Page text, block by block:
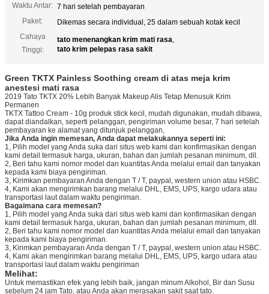
Waktu Antar: 7 hari setelah pembayaran
Paket:
Dikemas secara individual, 25 dalam sebuah kotak kecil
Cahaya
Tinggi:
tato menenangkan krim mati rasa,
tato krim pelepas rasa sakit
Green TKTX Painless Soothing cream di atas meja krim
anestesi mati rasa
2019 Tato TKTX 20% Lebih Banyak Makeup Alis Tetap Menusuk Krim
Permanen
TKTX Tattoo Cream - 10g produk stick kecil, mudah digunakan, mudah dibawa,
dapat diandalkan, seperti pelanggan, pengiriman volume besar, 7 hari setelah
pembayaran ke alamat yang ditunjuk pelanggan,
Jika Anda ingin memesan, Anda dapat melakukannya seperti ini:
1, Pilih model yang Anda suka dari situs web kami dan konfirmasikan dengan
kami detail termasuk harga, ukuran, bahan dan jumlah pesanan minimum, dll.
2, Beri tahu kami nomor model dan kuantitas Anda melalui email dan tanyakan
kepada kami biaya pengiriman.
3, Kirimkan pembayaran Anda dengan T / T, paypal, western union atau HSBC.
4, Kami akan mengirimkan barang melalui DHL, EMS, UPS, kargo udara atau
transportasi laut dalam waktu pengiriman.
Bagaimana cara memesan?
1, Pilih model yang Anda suka dari situs web kami dan konfirmasikan dengan
kami detail termasuk harga, ukuran, bahan dan jumlah pesanan minimum, dll.
2, Beri tahu kami nomor model dan kuantitas Anda melalui email dan tanyakan
kepada kami biaya pengiriman.
3, Kirimkan pembayaran Anda dengan T / T, paypal, western union atau HSBC.
4, Kami akan mengirimkan barang melalui DHL, EMS, UPS, kargo udara atau
transportasi laut dalam waktu pengiriman
Melihat:
Untuk memastikan efek yang lebih baik, jangan minum Alkohol, Bir dan Susu
sebelum 24 jam Tato, atau Anda akan merasakan sakit saat tato.